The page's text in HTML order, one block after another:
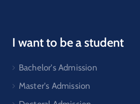
I want to be a student
Bachelor's Admission
Master's Admission